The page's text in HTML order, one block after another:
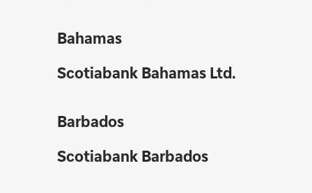
Bahamas
Scotiabank Bahamas Ltd.
Barbados
Scotiabank Barbados